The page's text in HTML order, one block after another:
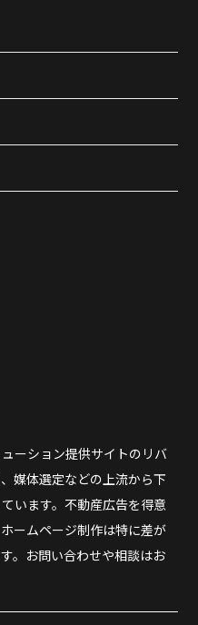
ーション提供サイトのリバ
媒体選定などの上流から下
います。不動産広告を得意
ームページ制作は特に差が
。お問い合わせや相談はお